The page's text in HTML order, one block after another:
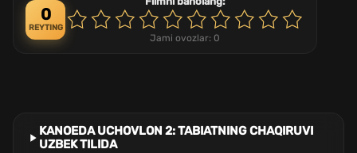
0
REYTING
Jami ovozlar: 0
KANOEDA UCHOVLON 2: TABIATNING CHAQIRUVI
UZBEK TILIDA